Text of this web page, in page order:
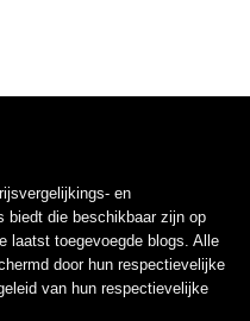
en
biedt die beschikbaar zijn op
laatst toegevoegde blogs. Alle
door hun respectievelijke
van hun respectievelijke